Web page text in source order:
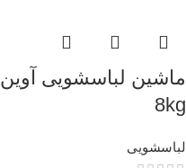
ماشین لباسشویی آوین
8kg
لباسشویی